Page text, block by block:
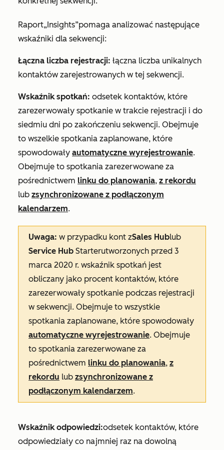
Raport„Insights”pomaga analizować następujące
wskaźniki dla sekwencji:
Łączna liczba rejestracji: łączna liczba unikalnych
kontaktów zarejestrowanych w tej sekwencji.
Wskaźnik spotkań: odsetek kontaktów, które
zarezerwowały spotkanie w trakcie rejestracji i do
siedmiu dni po zakończeniu sekwencji. Obejmuje
to wszelkie spotkania zaplanowane, które
spowodowały automatyczne wyrejestrowanie.
Obejmuje to spotkania zarezerwowane za
pośrednictwem linku do planowania, z rekordu
lub zsynchronizowane z podłączonym
kalendarzem.
Uwaga: w przypadku kont zSales Hublub
Service Hub Starterutworzonych przed 3
marca 2020 r. wskaźnik spotkań jest
obliczany jako procent kontaktów, które
zarezerwowały spotkanie podczas rejestracji
w sekwencji. Obejmuje to wszystkie
spotkania zaplanowane, które spowodowały
automatyczne wyrejestrowanie. Obejmuje
to spotkania zarezerwowane za
pośrednictwem linku do planowania, z
rekordu lub zsynchronizowane z
podłączonym kalendarzem.
Wskaźnik odpowiedzi:odsetek kontaktów, które
odpowiedziały co najmniej raz na dowolną